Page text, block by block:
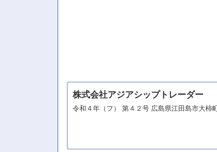
株式会社アジアシップトレーダー
令和４年（フ） 第４２号 広島県江田島市大